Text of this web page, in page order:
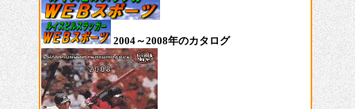
2004～2008年のカタログ